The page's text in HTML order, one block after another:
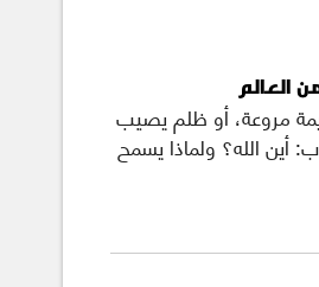
العالم
مروعة، أو ظلم يصيب
أين الله؟ ولماذا يسمح